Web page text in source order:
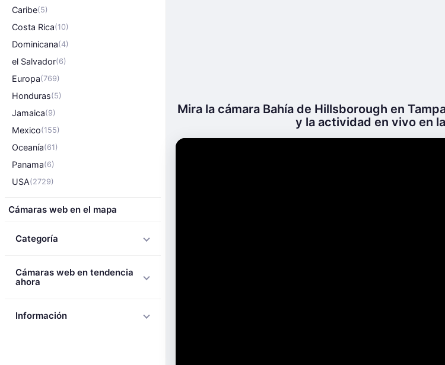
Caribe(5)
Costa Rica(10)
Dominicana(4)
el Salvador(6)
Europa(769)
Honduras(5)
Jamaica(9)
Mexico(155)
Oceanía(61)
Panama(6)
USA(2729)
Cámaras web en el mapa
Categoría
Cámaras web en tendencia
ahora
Información
Mira la cámara Bahía de Hillsborough en
y la actividad en vivo en